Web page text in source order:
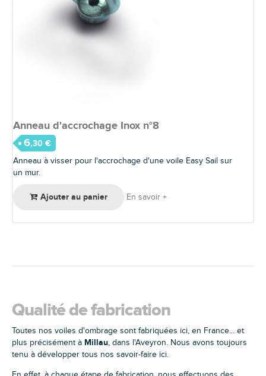
Anneau d'accrochage Inox n°8
6,30 €
Anneau à visser pour l'accrochage d'une voile Easy Sail sur
un mur.
Ajouter au panier En savoir +
Qualité de fabrication
Toutes nos voiles d'ombrage sont fabriquées ici, en France... et
plus précisément à Millau, dans l'Aveyron. Nous avons toujours
tenu à développer tous nos savoir-faire ici.